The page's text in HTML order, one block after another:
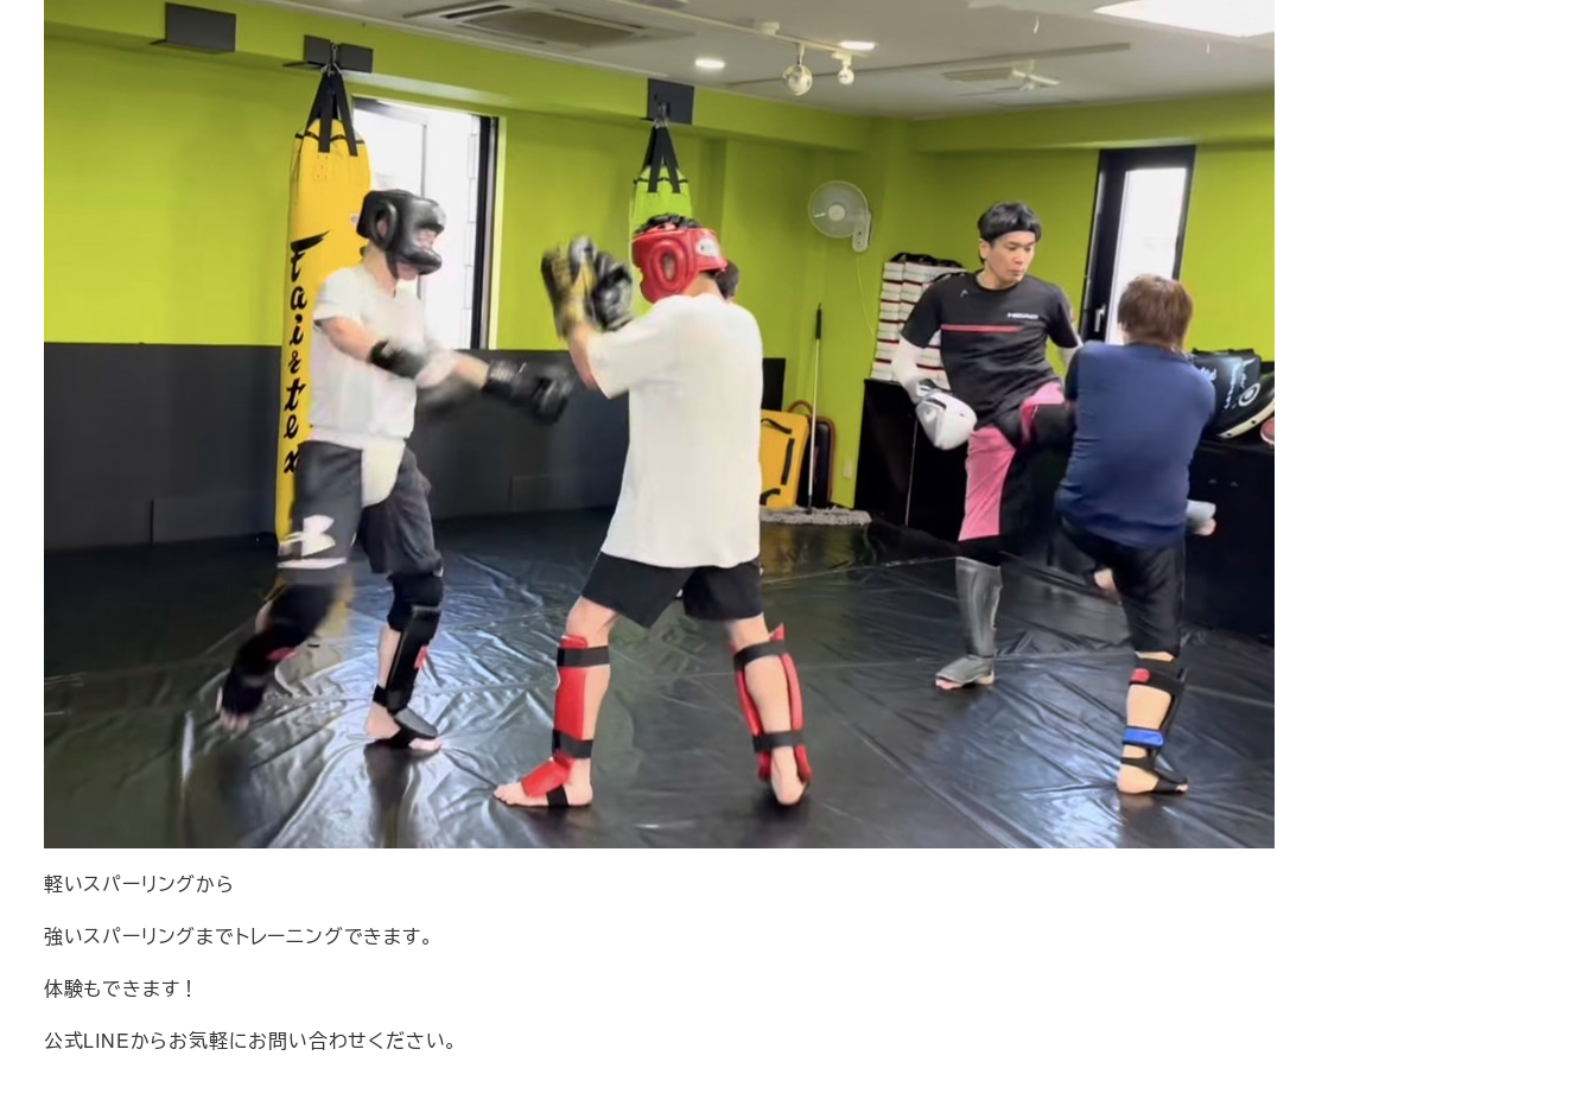
軽いスパーリングから
強いスパーリングまでトレーニングできます。
体験もできます！
公式LINEからお気軽にお問い合わせください。